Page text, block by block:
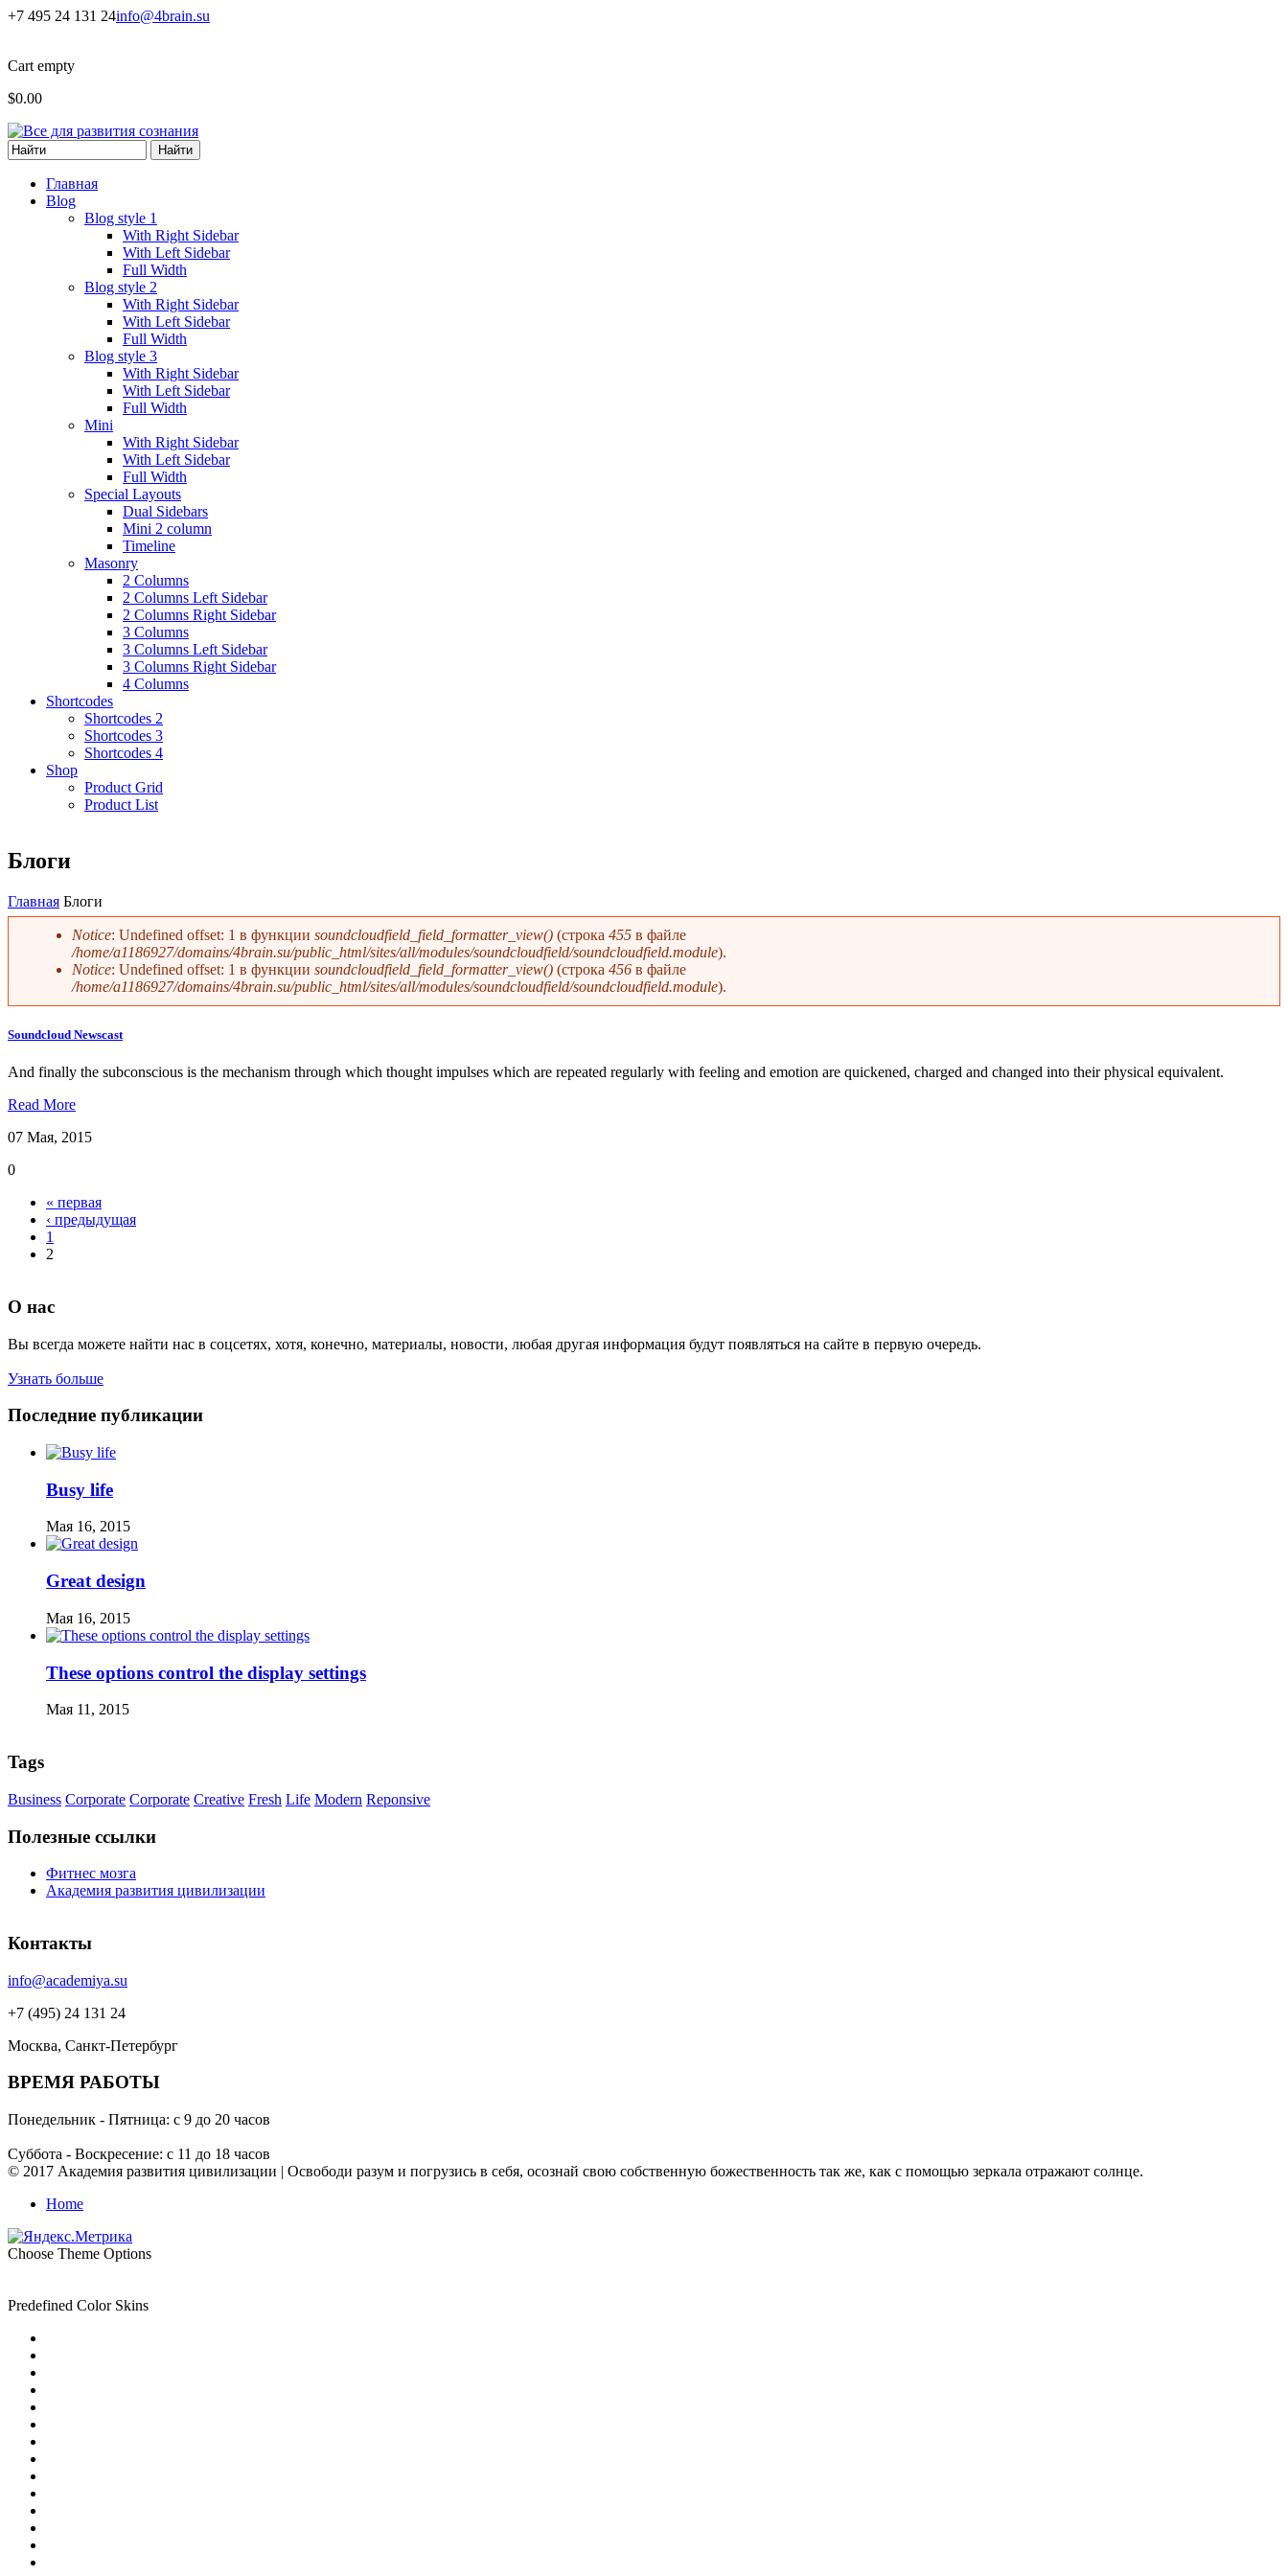
Перейти к основному содержанию
+7 495 24 131 24info@4brain.su
Cart empty
$0.00
Главная
Blog
Blog style 1
With Right Sidebar
With Left Sidebar
Full Width
Blog style 2
With Right Sidebar
With Left Sidebar
Full Width
Blog style 3
With Right Sidebar
With Left Sidebar
Full Width
Mini
With Right Sidebar
With Left Sidebar
Full Width
Special Layouts
Dual Sidebars
Mini 2 column
Timeline
Masonry
2 Columns
2 Columns Left Sidebar
2 Columns Right Sidebar
3 Columns
3 Columns Left Sidebar
3 Columns Right Sidebar
4 Columns
Shortcodes
Shortcodes 2
Shortcodes 3
Shortcodes 4
Shop
Product Grid
Product List
Блоги
Главная Блоги
Сообщение об ошибке
Notice: Undefined offset: 1 в функции soundcloudfield_field_formatter_view() (строка 455 в файле
/home/a1186927/domains/4brain.su/public_html/sites/all/modules/soundcloudfield/soundcloudfield.module).
Notice: Undefined offset: 1 в функции soundcloudfield_field_formatter_view() (строка 456 в файле
/home/a1186927/domains/4brain.su/public_html/sites/all/modules/soundcloudfield/soundcloudfield.module).
Soundcloud Newscast
And finally the subconscious is the mechanism through which thought impulses which are repeated regularly with feeling and emotion are quickened, charged and changed into their physical equivalent.
Read More
07 Мая, 2015
0
Страницы
« первая
‹ предыдущая
1
2
О нас
Вы всегда можете найти нас в соцсетях, хотя, конечно, материалы, новости, любая другая информация будут появляться на сайте в первую очередь.
Узнать больше
Последние публикации
Busy life
Мая 16, 2015
Great design
Мая 16, 2015
These options control the display settings
Мая 11, 2015
Tags
Business Corporate Corporate Creative Fresh Life Modern Reponsive
Полезные ссылки
Фитнес мозга
Академия развития цивилизации
Контакты
info@academiya.su
+7 (495) 24 131 24
Москва, Санкт-Петербург
ВРЕМЯ РАБОТЫ
Понедельник - Пятница: с 9 до 20 часов
Суббота - Воскресение: с 11 до 18 часов
© 2017 Академия развития цивилизации | Освободи разум и погрузись в себя, осознай свою собственную божественность так же, как с помощью зеркала отражают солнце.
Home
Choose Theme Options
Predefined Color Skins